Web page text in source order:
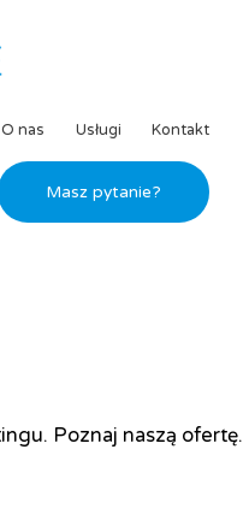
O nas Usługi Kontakt
Masz pytanie?
Poznaj naszą ofertę.